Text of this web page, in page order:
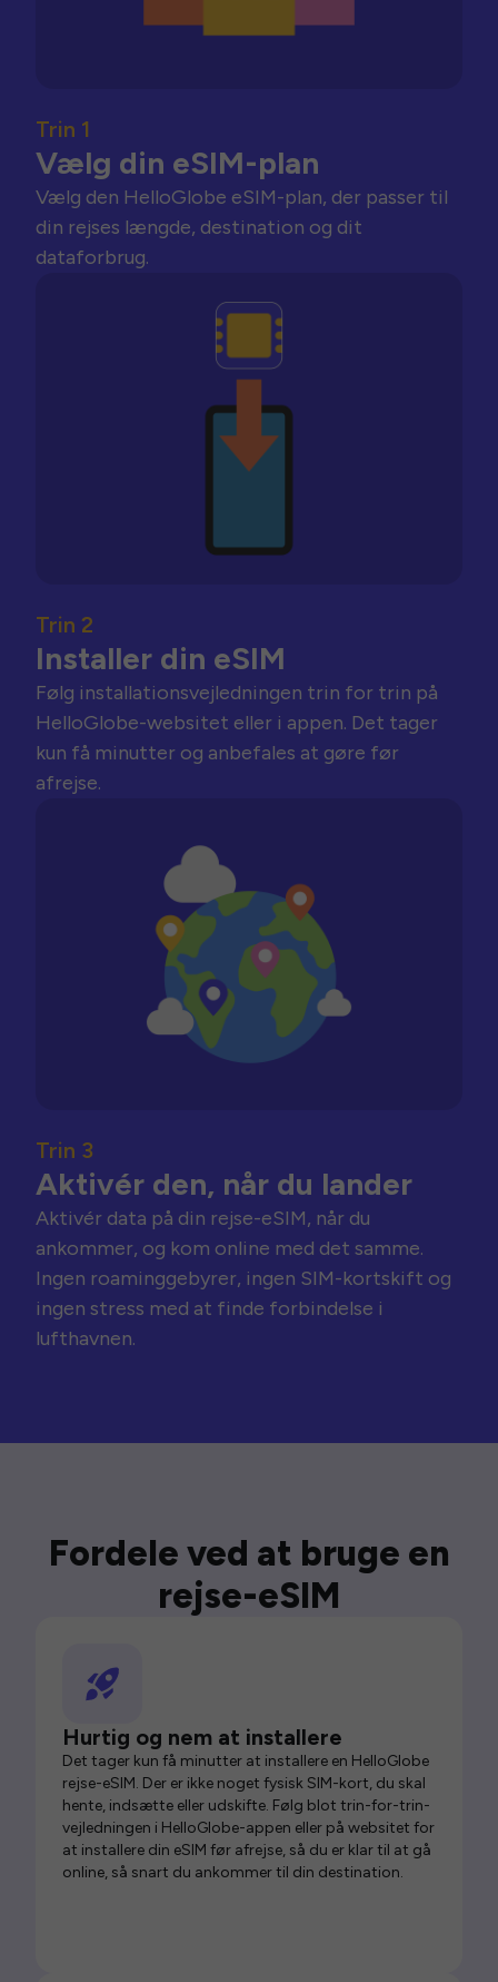
Trin 1
Vælg din eSIM-plan
Vælg den HelloGlobe eSIM-plan, der passer til
din rejses længde, destination og dit
dataforbrug.
Trin 2
Installer din eSIM
Følg installationsvejledningen trin for trin på
HelloGlobe-websitet eller i appen. Det tager
kun få minutter og anbefales at gøre før
afrejse.
Trin 3
Aktivér den, når du lander
Aktivér data på din rejse-eSIM, når du
ankommer, og kom online med det samme.
Ingen roaminggebyrer, ingen SIM-kortskift og
ingen stress med at finde forbindelse i
lufthavnen.
Fordele ved at bruge en
rejse-eSIM
Hurtig og nem at installere
Det tager kun få minutter at installere en HelloGlobe
rejse-eSIM. Der er ikke noget fysisk SIM-kort, du skal
hente, indsætte eller udskifte. Følg blot trin-for-trin-
vejledningen i HelloGlobe-appen eller på websitet for
at installere din eSIM før afrejse, så du er klar til at gå
online, så snart du ankommer til din destination.